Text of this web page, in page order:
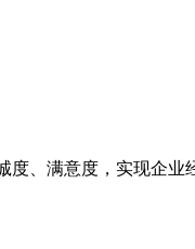
、满意度，实现企业